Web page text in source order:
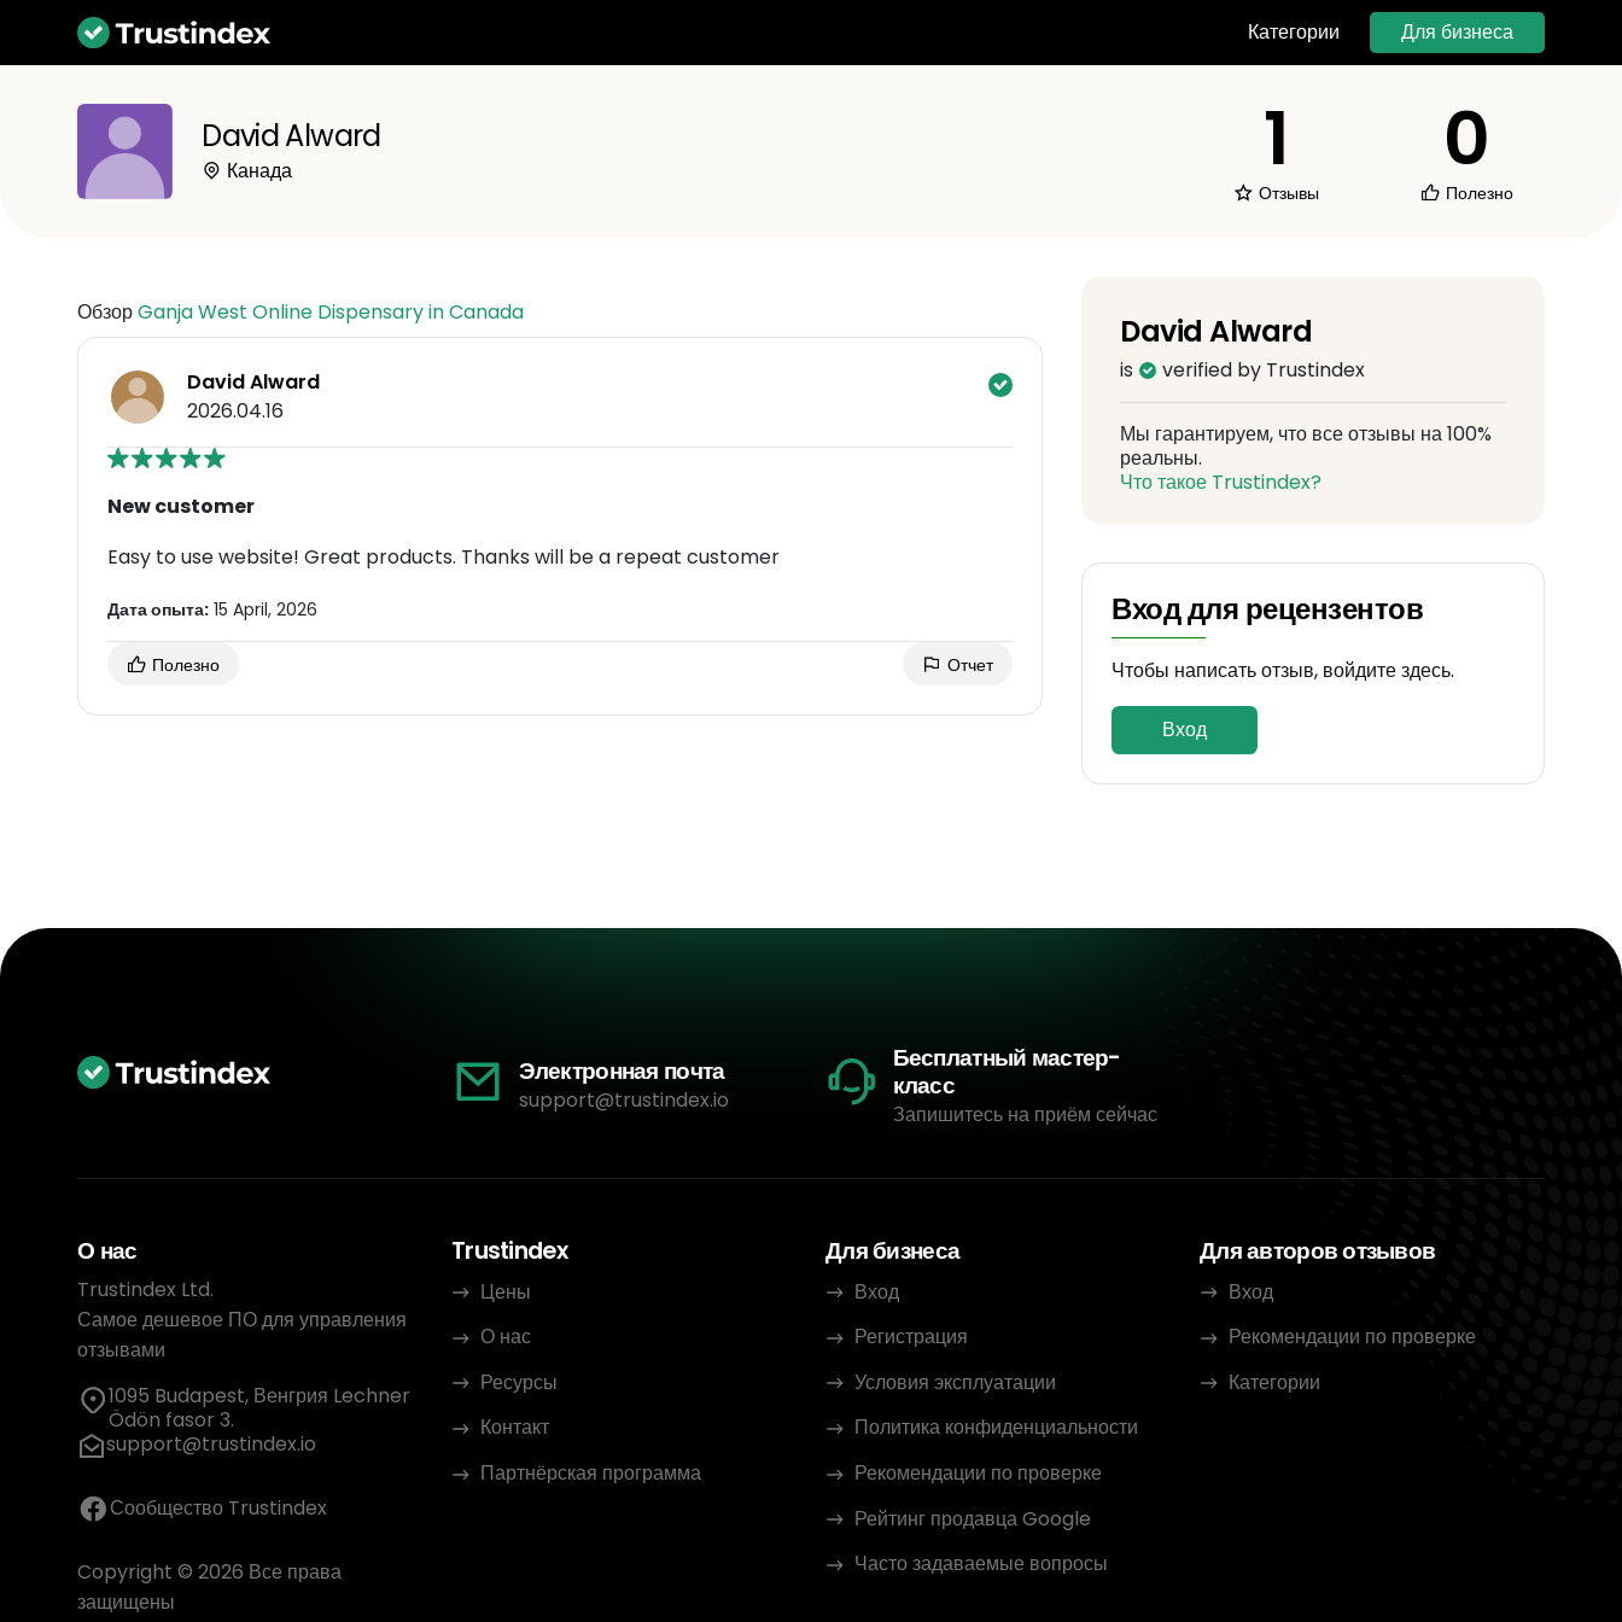
Категории Для бизнеса
David Alward
Канада 1
Отзывы
0
Полезно
ОбзорGanja West Online Dispensary in Canada
David Alward
2026.04.16
New customer
Easy to use website! Great products. Thanks will be a repeat customer
Дата опыта: 15 April, 2026
Полезно Отчет
David Alward
is verified by Trustindex
Мы гарантируем, что все отзывы на 100%
реальны.
Что такое Trustindex?
Вход для рецензентов
Чтобы написать отзыв, войдите здесь.
Вход
Электронная почта
support@trustindex.io
Бесплатный мастер-
класс
Запишитесь на приём сейчас
О нас
Trustindex Ltd.
Самое дешевое ПО для управления
отзывами
1095 Budapest, Венгрия Lechner
Ödön fasor 3.
support@trustindex.io
Сообщество Trustindex
Copyright © 2026 Все права
защищены
Trustindex
Цены
О нас
Ресурсы
Контакт
Партнёрская программа
Для бизнеса
Вход
Регистрация
Условия эксплуатации
Политика конфиденциальности
Рекомендации по проверке
Рейтинг продавца Google
Часто задаваемые вопросы
Для авторов отзывов
Вход
Рекомендации по проверке
Категории